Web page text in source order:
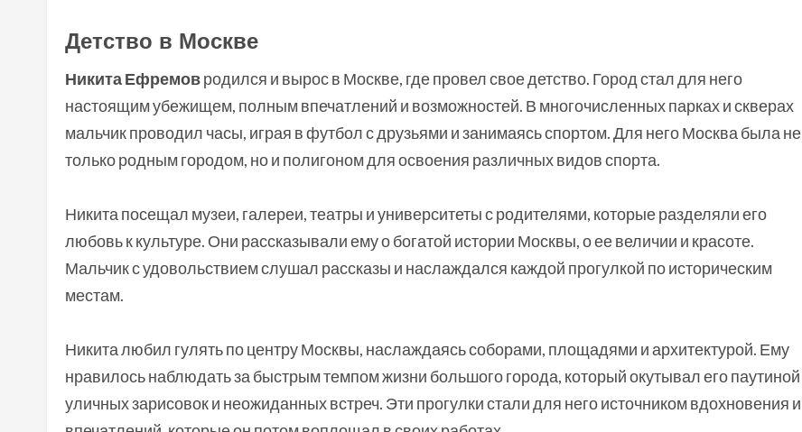
Детство в Москве
Никита Ефремовродился и вырос в Москве, где провел свое детство. Город стал для него
настоящим убежищем, полным впечатлений и возможностей. В многочисленных парках и скверах
мальчик проводил часы, играя в футбол с друзьями и занимаясь спортом. Для него Москва была не
только родным городом, но и полигоном для освоения различных видов спорта.
Никита посещал музеи, галереи, театры и университеты с родителями, которые разделяли его
любовь к культуре. Они рассказывали ему о богатой истории Москвы, о ее величии и красоте.
Мальчик с удовольствием слушал рассказы и наслаждался каждой прогулкой по историческим
местам.
Никита любил гулять по центру Москвы, наслаждаясь соборами, площадями и архитектурой. Ему
нравилось наблюдать за быстрым темпом жизни большого города, который окутывал его паутиной
уличных зарисовок и неожиданных встреч. Эти прогулки стали для него источником вдохновения и